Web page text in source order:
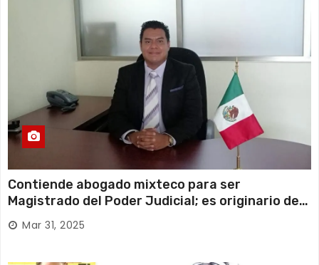
Contiende abogado mixteco para ser
Magistrado del Poder Judicial; es originario de
Huajuapan de León
Mar 31, 2025